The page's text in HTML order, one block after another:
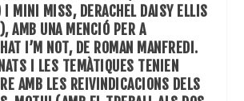
MINI MISS, DERACHEL DAISY ELLIS
AMB UNA MENCIÓ PER A
I’M NOT, DE ROMAN MANFREDI.
I LES TEMÀTIQUES TENIEN
AMB LES REIVINDICACIONS DELS